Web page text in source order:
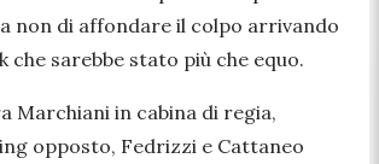
non di affondare il colpo arrivando
che sarebbe stato più che equo.
Marchiani in cabina di regia,
opposto, Fedrizzi e Cattaneo